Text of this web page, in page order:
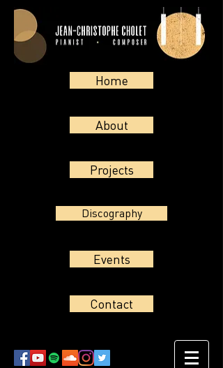
Home
About
Projects
Discography
Events
Contact